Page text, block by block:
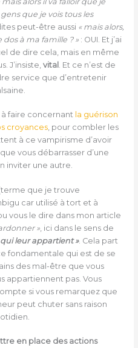
que je vois tous les
peut-être aussi « mais alors,
à ma famille ? »: OUI. Et j’ai
de dire cela, mais en même
J’insiste, vital . Et ce n’est de
service que d’entretenir
à faire concernant la guérison
croyances, pour combler les
à ce vampirisme d’avoir
vous débarrasser d’une
inviter une autre.
que je trouve
car utilisé à tort et à
vous le dire dans mon article
», ici dans le sens de
leur appartient ». Cela part
fondamentale qui est de se
des mal-être que vous
appartiennent pas. Vous
si vous remarquez que
peut chuter sans raison
en place des actions